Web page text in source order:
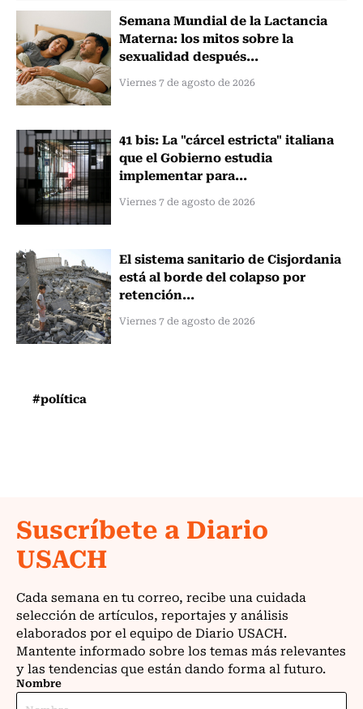
Semana Mundial de la Lactancia
Materna: los mitos sobre la
sexualidad después...
Viernes 7 de agosto de 2026
41 bis: La "cárcel estricta" italiana
que el Gobierno estudia
implementar para...
Viernes 7 de agosto de 2026
El sistema sanitario de Cisjordania
está al borde del colapso por
retención...
Viernes 7 de agosto de 2026
#política